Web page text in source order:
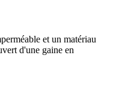
et un matériau
d'une gaine en